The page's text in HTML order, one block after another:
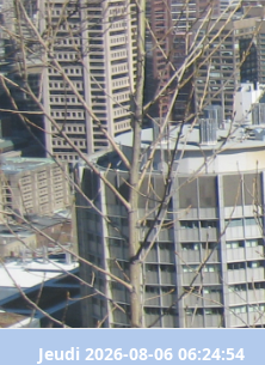
Jeudi 2026-08-06 06:24:54